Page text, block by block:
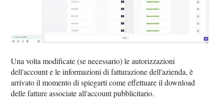
Una volta modificate (se necessario) le autorizzazioni
dell'account e le informazioni di fatturazione dell'azienda, è
arrivato il momento di spiegarti come effettuare il download
delle fatture associate all'account pubblicitario.